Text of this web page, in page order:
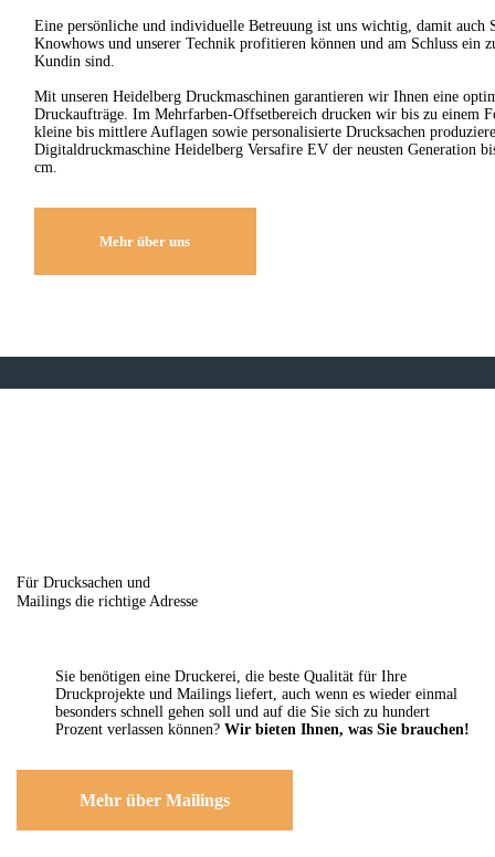
Eine persönliche und individuelle Betreuung ist uns wichtig, damit auch
Knowhows und unserer Technik profitieren können und am Schluss ein
Kundin sind.
Mit unseren Heidelberg Druckmaschinen garantieren wir Ihnen eine
Druckaufträge. Im Mehrfarben-Offsetbereich drucken wir bis zu einem
kleine bis mittlere Auflagen sowie personalisierte Drucksachen
Digitaldruckmaschine Heidelberg Versafire EV der neusten Generation
cm.
Mehr über uns
Für Drucksachen und
Mailings die richtige Adresse
Sie benötigen eine Druckerei, die beste ­Qualität für Ihre
Druckprojekte und Mailings liefert, auch wenn es wieder einmal
besonders schnell gehen soll und auf die Sie sich zu hundert
Prozent verlassen können? Wir bieten Ihnen, was Sie brauchen!
Mehr über Mailings